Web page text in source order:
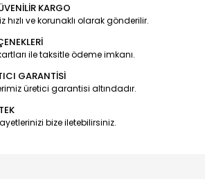
KARGO
hızlı ve korunaklı olarak gönderilir.
ile taksitle ödeme imkanı.
GARANTİSİ
üretici garantisi altındadır.
bize iletebilirsiniz.